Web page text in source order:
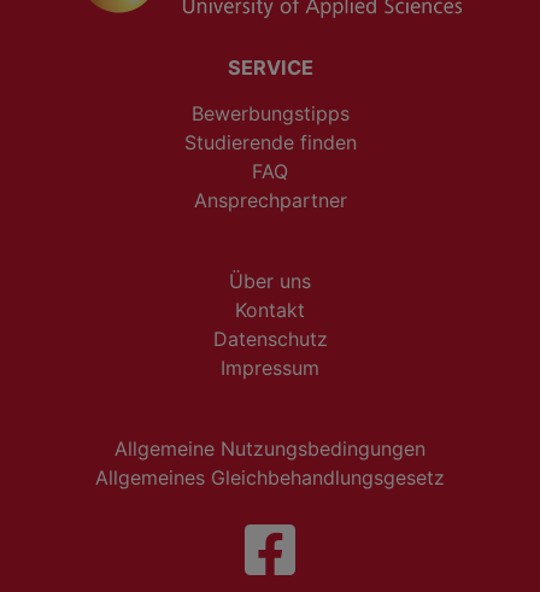
SERVICE
Bewerbungstipps
Studierende finden
FAQ
Ansprechpartner
Über uns
Kontakt
Datenschutz
Impressum
Allgemeine Nutzungsbedingungen
Allgemeines Gleichbehandlungsgesetz